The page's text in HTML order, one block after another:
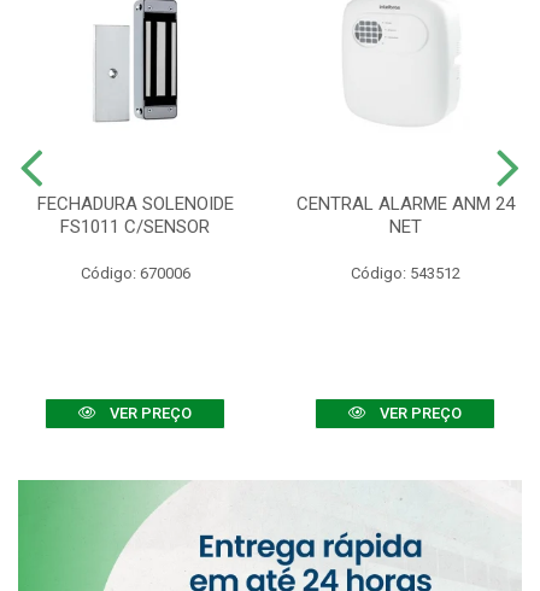
FECHADURA SOLENOIDE
FS1011 C/SENSOR
Código: 670006
VER PREÇO
CENTRAL ALARME ANM 24
NET
Código: 543512
VER PREÇO